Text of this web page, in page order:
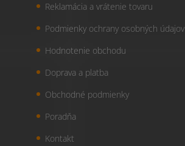
Reklamácia a vrátenie tovaru
Podmienky ochrany osobných údajov
Hodnotenie obchodu
Doprava a platba
Obchodné podmienky
Poradňa
Kontakt